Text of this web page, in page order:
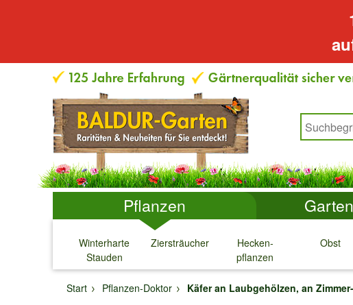
Pflanzen
Winterharte
Stauden
↓
Ziersträucher
↓
Hecken-
pflanzen
↓
Obst
↓
Start
Pflanzen-Doktor Käfer an Laubgehölzen, an